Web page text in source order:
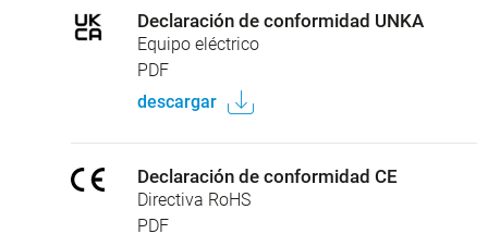
Declaración de conformidad UNKA
Equipo eléctrico
PDF
descargar
Declaración de conformidad CE
Directiva RoHS
PDF